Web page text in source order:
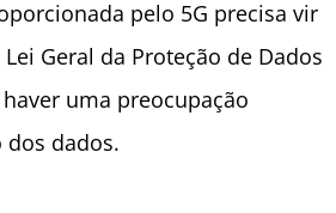
pelo 5G precisa vir
Geral da Proteção de Dados
uma preocupação
dos dados.